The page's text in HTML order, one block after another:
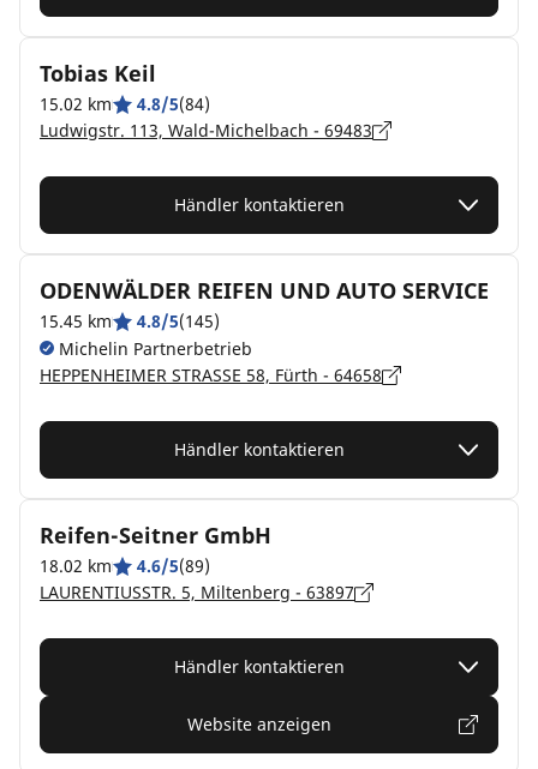
Tobias Keil
15.02 km 4.8/5(84)
Ludwigstr. 113, Wald-Michelbach - 69483
Händler kontaktieren
ODENWÄLDER REIFEN UND AUTO SERVICE
15.45 km 4.8/5(145)
Michelin Partnerbetrieb
HEPPENHEIMER STRASSE 58, Fürth - 64658
Händler kontaktieren
Reifen-Seitner GmbH
18.02 km 4.6/5(89)
LAURENTIUSSTR. 5, Miltenberg - 63897
Händler kontaktieren
Website anzeigen